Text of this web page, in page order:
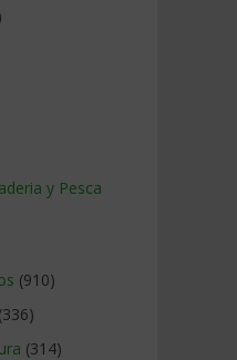
y Pesca
(910)
(336)
(314)